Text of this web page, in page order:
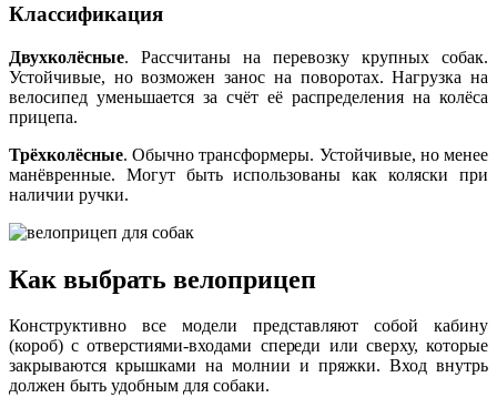
Классификация
Двухколёсные. Рассчитаны на перевозку крупных собак.
Устойчивые, но возможен занос на поворотах. Нагрузка на
велосипед уменьшается за счёт её распределения на колёса
прицепа.
Трёхколёсные. Обычно трансформеры. Устойчивые, но менее
манёвренные. Могут быть использованы как коляски при
наличии ручки.
Как выбрать велоприцеп
Конструктивно все модели представляют собой кабину
(короб) с отверстиями-входами спереди или сверху, которые
закрываются крышками на молнии и пряжки. Вход внутрь
должен быть удобным для собаки.